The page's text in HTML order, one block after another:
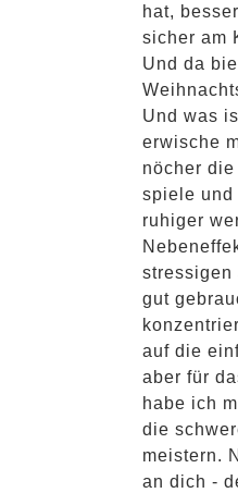
hat,
sicher am
Und da
Und was
erwische
nöcher
spiele
ruhiger
stressigen
gut
auf die
aber für
habe ich
die
meistern.
an dich -